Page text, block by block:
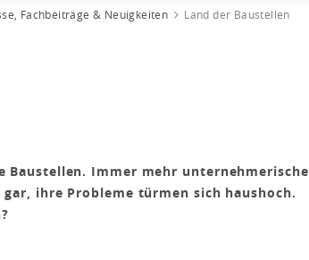
Fachbeiträge & Neuigkeiten Land der Baustellen
Immer mehr unternehmerische
ihre Probleme türmen sich haushoch.